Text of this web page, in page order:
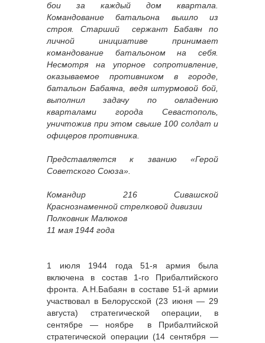
бои за каждый дом квартала.
Командование батальона вышло из
строя. Старший сержант Бабаян по
личной инициативе принимает
командование батальоном на себя.
Несмотря на упорное сопротивление,
оказываемое противником в городе,
батальон Бабаяна, ведя штурмовой бой,
выполнил задачу по овладению
кварталами города Севастополь,
уничтожив при этом свыше 100 солдат и
офицеров противника.
Представляется к званию «Герой
Советского Союза».
Командир 216 Сивашской
Краснознаменной стрелковой дивизии
Полковник Малюков
11 мая 1944 года
1 июля 1944 года 51-я армия была
включена в состав 1-го Прибалтийского
фронта. А.Н.Бабаян в составе 51-й армии
участвовал в Белорусской (23 июня — 29
августа) стратегической операции, в
сентябре — ноябре в Прибалтийской
стратегической операции (14 сентября —